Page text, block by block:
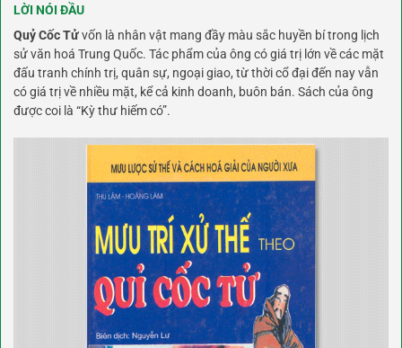
LỜI NÓI ĐẦU
Quỷ Cốc Tửvốn là nhân vật mang đầy màu sắc huyền bí trong lịch
sử văn hoá Trung Quốc. Tác phẩm của ông có giá trị lớn về các mặt
đấu tranh chính trị, quân sự, ngoại giao, từ thời cổ đại đến nay vẫn
có giá trị về nhiều mặt, kể cả kinh doanh, buôn bán. Sách của ông
được coi là “Kỳ thư hiếm có”.